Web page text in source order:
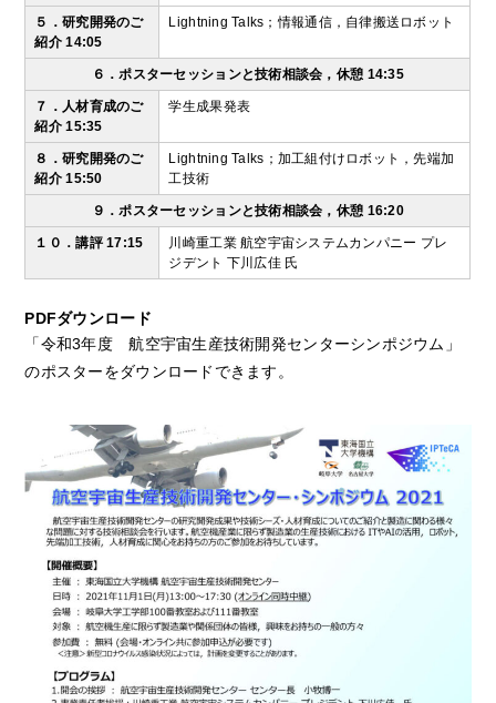
５．研究開発のご
紹介 14:05
Lightning Talks；情報通信，自律搬送ロボット
６．ポスターセッションと技術相談会，休憩 14:35
７．人材育成のご
紹介 15:35
学生成果発表
８．研究開発のご
紹介 15:50
Lightning Talks ； 加工組付けロボット，先端加
工技術
９．ポスターセッションと技術相談会 ，休憩 16:20
１０．講評 17:15 川崎重工業 航空宇宙システムカンパニー プレ
ジデント 下川広佳 氏
PDFダウンロード
「令和3年度 航空宇宙生産技術開発センターシンポジウム」
のポスターをダウンロードできます。